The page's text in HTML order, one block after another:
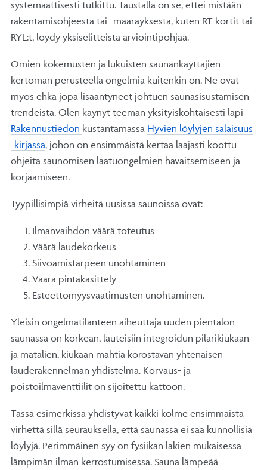
systemaattisesti tutkittu. Taustalla on se, ettei mistään
rakentamisohjeesta tai -määräyksestä, kuten RT-kortit tai
RYL:t, löydy yksiselitteistä arviointipohjaa.
Omien kokemusten ja lukuisten saunankäyttäjien
kertoman perusteella ongelmia kuitenkin on. Ne ovat
myös ehkä jopa lisääntyneet johtuen saunasisustamisen
trendeistä. Olen käynyt teeman yksityiskohtaisesti läpi
Rakennustiedon kustantamassa Hyvien löylyjen salaisuus
-kirjassa, johon on ensimmäistä kertaa laajasti koottu
ohjeita saunomisen laatuongelmien havaitsemiseen ja
korjaamiseen.
Tyypillisimpiä virheitä uusissa saunoissa ovat:
Ilmanvaihdon väärä toteutus
Väärä laudekorkeus
Siivoamistarpeen unohtaminen
Väärä pintakäsittely
Esteettömyysvaatimusten unohtaminen.
Yleisin ongelmatilanteen aiheuttaja uuden pientalon
saunassa on korkean, lauteisiin integroidun pilarikiukaan
ja matalien, kiukaan mahtia korostavan yhtenäisen
lauderakennelman yhdistelmä. Korvaus- ja
poistoilmaventtiilit on sijoitettu kattoon.
Tässä esimerkissä yhdistyvät kaikki kolme ensimmäistä
virhettä sillä seurauksella, että saunassa ei saa kunnollisia
löylyjä. Perimmäinen syy on fysiikan lakien mukaisessa
lämpimän ilman kerrostumisessa. Sauna lämpeää